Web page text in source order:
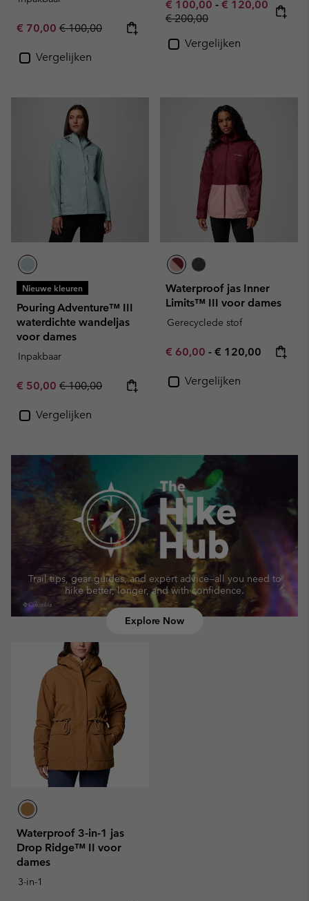
Sale price:
€ 70,00 Regular price:
€ 100,00
Vergelijken
Minimum sale price:
€ 100,00 - Maximum sale
€ 120,00
Regular price:
€ 200,00
Vergelijken
Nieuwe kleuren
Pouring Adventure™ III
waterdichte wandeljas
voor dames
Inpakbaar
Sale price:
€ 50,00 Regular price:
€ 100,00
Vergelijken
Waterproof jas Inner
Limits™ III voor dames
Gerecyclede stof
Minimum sale price:
€ 60,00 - Maximum price:
€ 120,00
Vergelijken
Trail tips, gear guides, and expert advice—all you need to
hike better, longer, and with confidence.
Explore Now
Waterproof 3-in-1 jas
Drop Ridge™ II voor
dames
3-in-1